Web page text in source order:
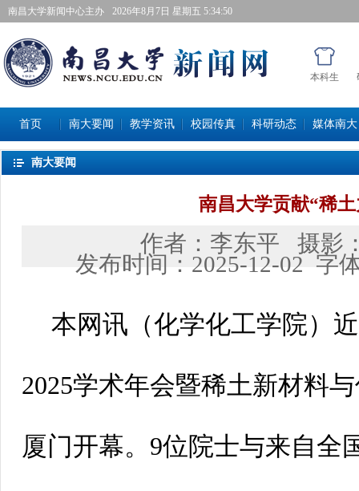
南昌大学新闻中心主办 2026年8月7日星期五 5:34:51
本科生
首页 南大要闻 教学资讯 校园传真 科研动态 媒体南大
南大要闻
南昌大学贡献“稀
作者： 李东平
摄影
发布时间： 2025-12-02 字
本网讯（化学化工学院）
2025学术年会暨稀土新材料
厦门开幕。9位院士与来自全